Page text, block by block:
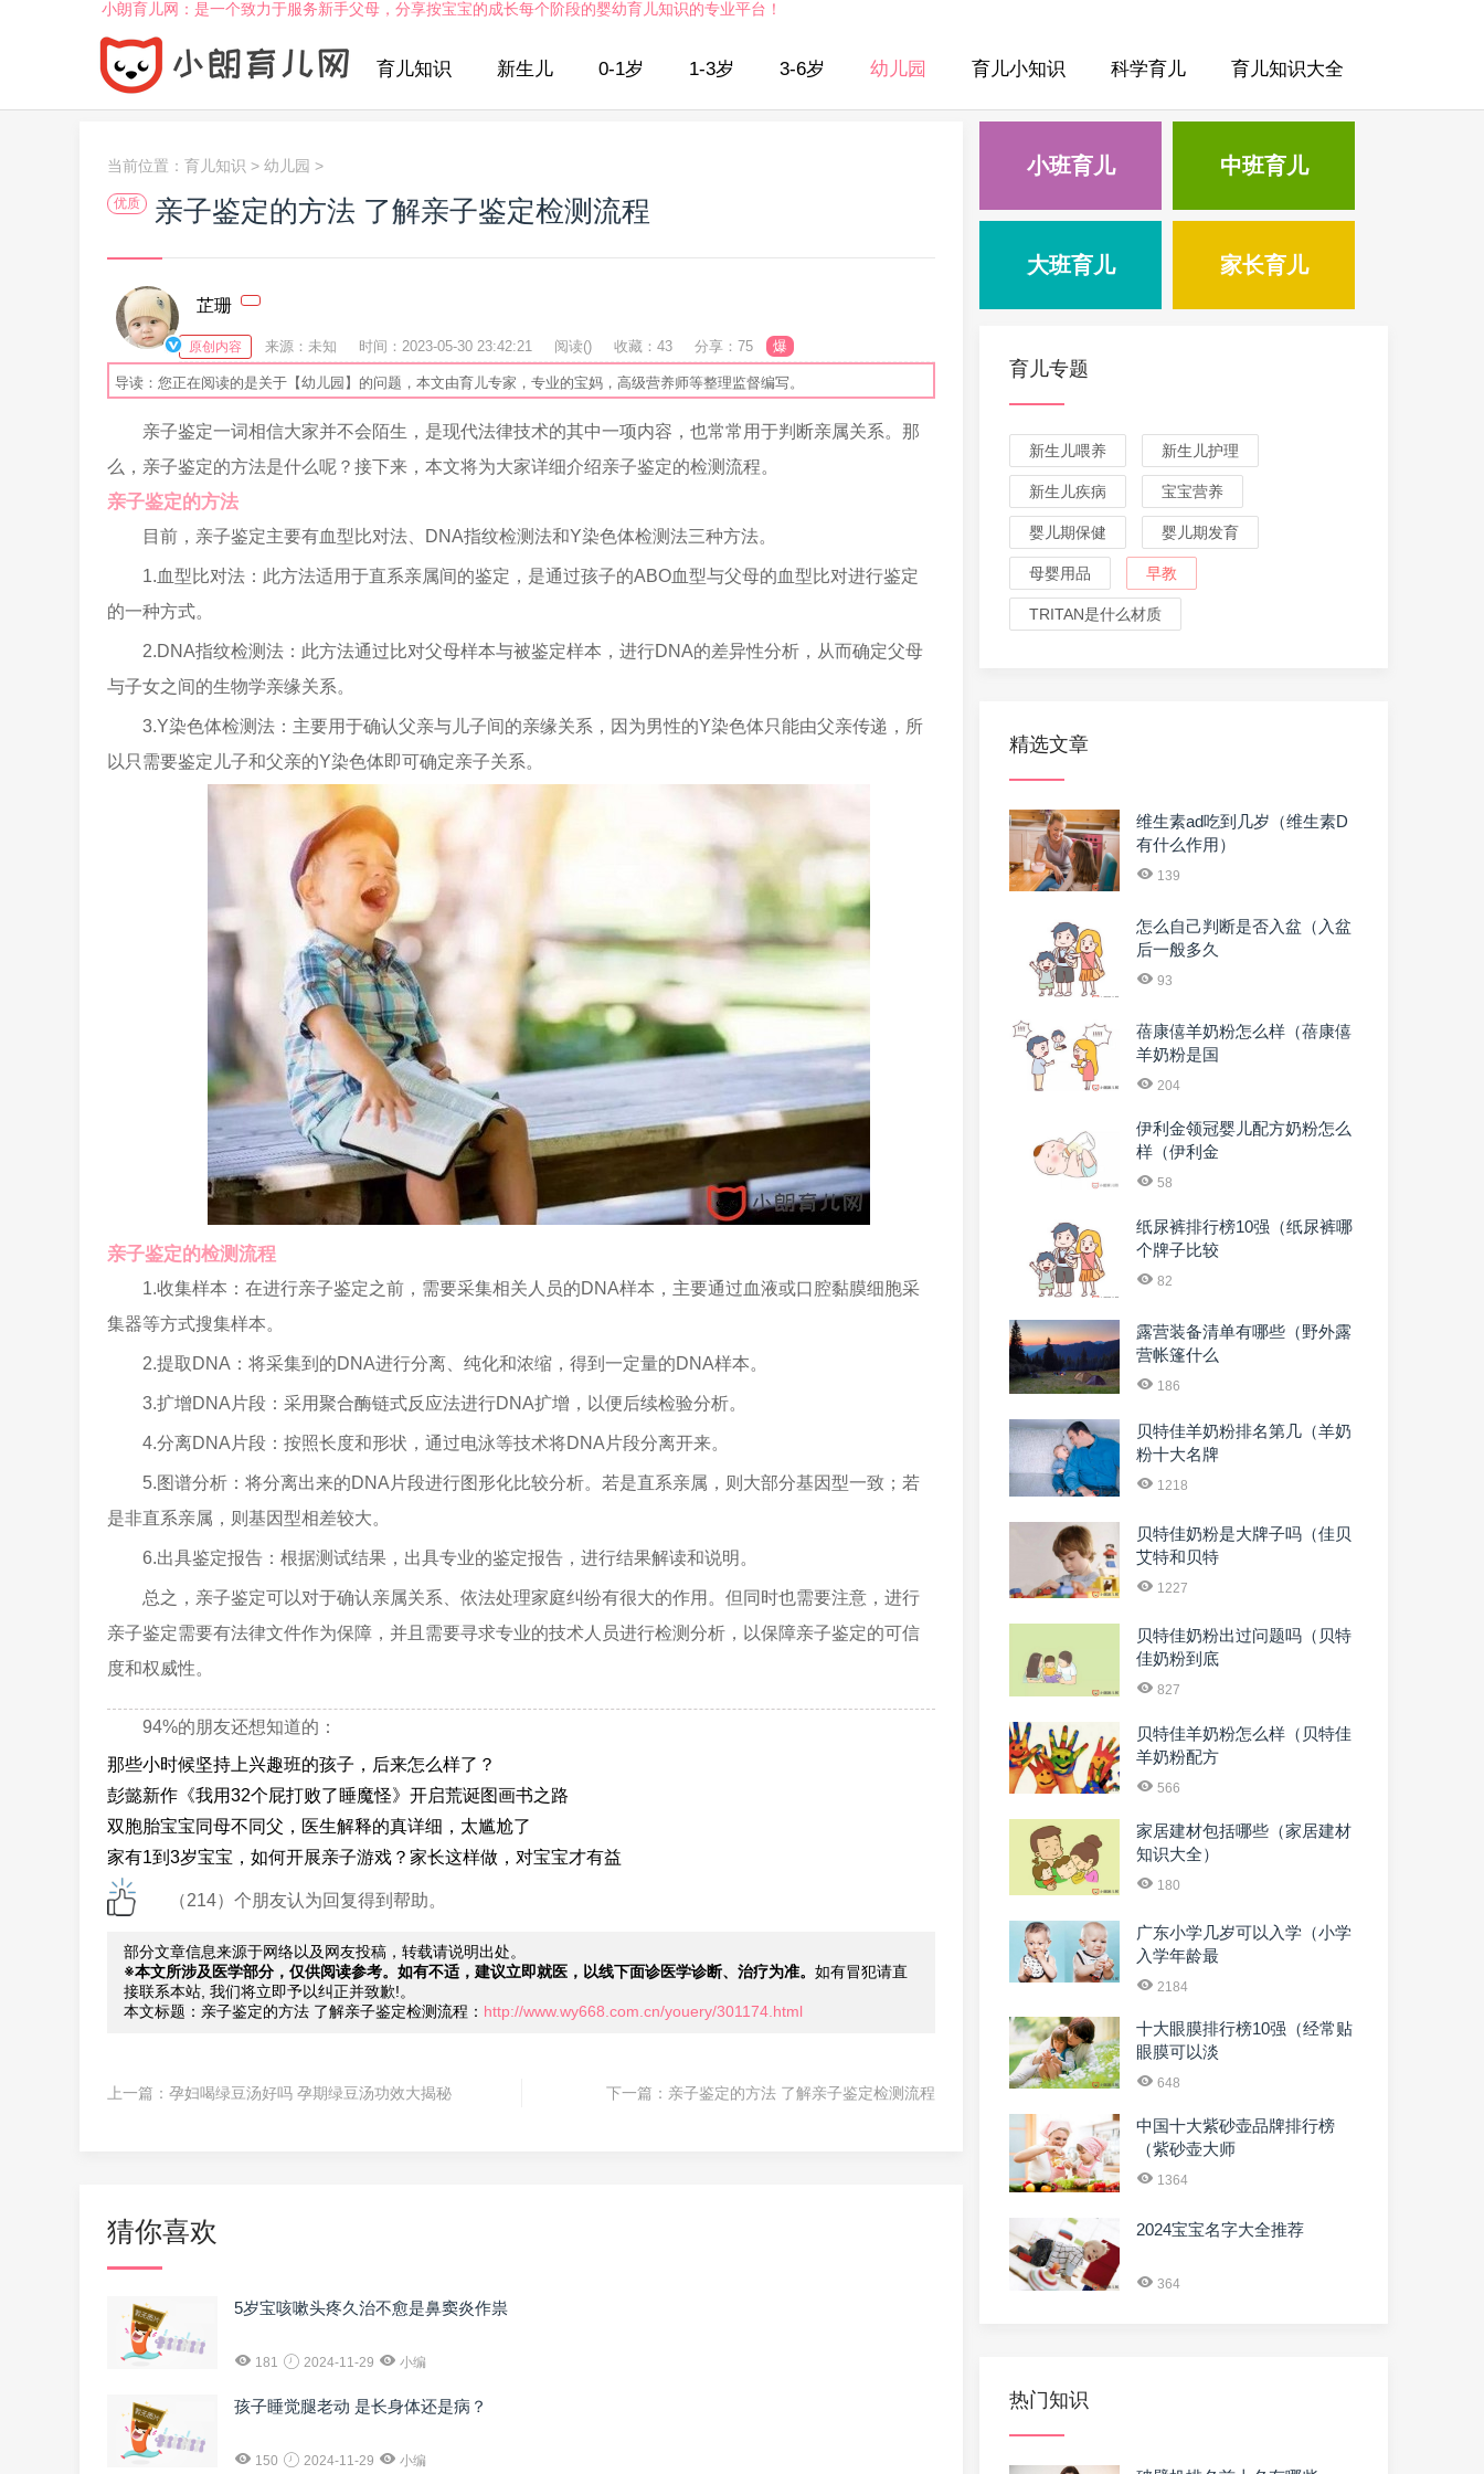
小朗育儿网：是一个致力于服务新手父母，分享按宝宝的成长每个阶段的婴幼育儿知识的专业平台！
育儿知识 新生儿 0-1岁 1-3岁 3-6岁 幼儿园 育儿小知识 科学育儿 育儿知识大全
当前位置： 育儿知识 > 幼儿园 >
优质 亲子鉴定的方法 了解亲子鉴定检测流程
芷珊
原创内容 来源：未知 时间：2023-05-30 23:42:21 阅读() 收藏：43 分享：75 爆
导读：您正在阅读的是关于【幼儿园】的问题，本文由育儿专家，专业的宝妈，高级营养师等整理监督编写。
亲子鉴定一词相信大家并不会陌生，是现代法律技术的其中一项内容，也常常用于判断亲属关系。那
么，亲子鉴定的方法是什么呢？接下来，本文将为大家详细介绍亲子鉴定的检测流程。
亲子鉴定的方法
目前，亲子鉴定主要有血型比对法、DNA指纹检测法和Y染色体检测法三种方法。
1.血型比对法：此方法适用于直系亲属间的鉴定，是通过孩子的ABO血型与父母的血型比对进行鉴定
的一种方式。
2.DNA指纹检测法：此方法通过比对父母样本与被鉴定样本，进行DNA的差异性分析，从而确定父母
与子女之间的生物学亲缘关系。
3.Y染色体检测法：主要用于确认父亲与儿子间的亲缘关系，因为男性的Y染色体只能由父亲传递，所
以只需要鉴定儿子和父亲的Y染色体即可确定亲子关系。
亲子鉴定的检测流程
1.收集样本：在进行亲子鉴定之前，需要采集相关人员的DNA样本，主要通过血液或口腔黏膜细胞采
集器等方式搜集样本。
2.提取DNA：将采集到的DNA进行分离、纯化和浓缩，得到一定量的DNA样本。
3.扩增DNA片段：采用聚合酶链式反应法进行DNA扩增，以便后续检验分析。
4.分离DNA片段：按照长度和形状，通过电泳等技术将DNA片段分离开来。
5.图谱分析：将分离出来的DNA片段进行图形化比较分析。若是直系亲属，则大部分基因型一致；若
是非直系亲属，则基因型相差较大。
6.出具鉴定报告：根据测试结果，出具专业的鉴定报告，进行结果解读和说明。
总之，亲子鉴定可以对于确认亲属关系、依法处理家庭纠纷有很大的作用。但同时也需要注意，进行
亲子鉴定需要有法律文件作为保障，并且需要寻求专业的技术人员进行检测分析，以保障亲子鉴定的可信
度和权威性。
94%的朋友还想知道的：
那些小时候坚持上兴趣班的孩子，后来怎么样了？
彭懿新作《我用32个屁打败了睡魔怪》开启荒诞图画书之路
双胞胎宝宝同母不同父，医生解释的真详细，太尴尬了
家有1到3岁宝宝，如何开展亲子游戏？家长这样做，对宝宝才有益
（214）个朋友认为回复得到帮助。
部分文章信息来源于网络以及网友投稿，转载请说明出处。
※本文所涉及医学部分，仅供阅读参考。如有不适，建议立即就医，以线下面诊医学诊断、治疗为准。 如有冒犯请直
接联系本站, 我们将立即予以纠正并致歉!。
本文标题：亲子鉴定的方法 了解亲子鉴定检测流程： http://www.wy668.com.cn/youery/301174.html
上一篇： 孕妇喝绿豆汤好吗 孕期绿豆汤功效大揭秘 下一篇： 亲子鉴定的方法 了解亲子鉴定检测流程
猜你喜欢
5岁宝咳嗽头疼久治不愈是鼻窦炎作祟
181 2024-11-29 小编
孩子睡觉腿老动 是长身体还是病？
150 2024-11-29 小编
小班育儿 中班育儿
大班育儿 家长育儿
育儿专题
新生儿喂养 新生儿护理
新生儿疾病 宝宝营养
婴儿期保健 婴儿期发育
母婴用品 早教
TRITAN是什么材质
精选文章
维生素ad吃到几岁（维生素D
有什么作用）
139
怎么自己判断是否入盆（入盆
后一般多久
93
蓓康僖羊奶粉怎么样（蓓康僖
羊奶粉是国
204
伊利金领冠婴儿配方奶粉怎么
样（伊利金
58
纸尿裤排行榜10强（纸尿裤哪
个牌子比较
82
露营装备清单有哪些（野外露
营帐篷什么
186
贝特佳羊奶粉排名第几（羊奶
粉十大名牌
1218
贝特佳奶粉是大牌子吗（佳贝
艾特和贝特
1227
贝特佳奶粉出过问题吗（贝特
佳奶粉到底
827
贝特佳羊奶粉怎么样（贝特佳
羊奶粉配方
566
家居建材包括哪些（家居建材
知识大全）
180
广东小学几岁可以入学（小学
入学年龄最
2184
十大眼膜排行榜10强（经常贴
眼膜可以淡
648
中国十大紫砂壶品牌排行榜
（紫砂壶大师
1364
2024宝宝名字大全推荐
364
热门知识